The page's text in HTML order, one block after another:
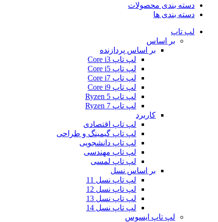
دسته بندی محصولات
دسته بندی ها
لپ تاپ
بر اساس
بر اساس پردازنده
لپ تاپ Core i3
لپ تاپ Core i5
لپ تاپ Core i7
لپ تاپ Core i9
لپ تاپ Ryzen 5
لپ تاپ Ryzen 7
کاربرد
لپ تاپ اقتصادی
لپ تاپ گیمینگ و طراحی
لپ تاپ دانشجویی
لپ تاپ مهندسی
لپ تاپ لمسی
بر اساس نسل
لپ تاپ نسل 11
لپ تاپ نسل 12
لپ تاپ نسل 13
لپ تاپ نسل 14
لپ تاپ ایسوس